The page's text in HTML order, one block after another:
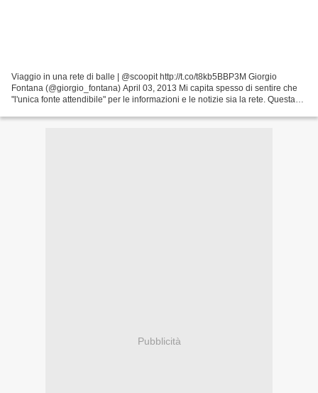
Viaggio in una rete di balle | @scoopit http://t.co/t8kb5BBP3M Giorgio
Fontana (@giorgio_fontana) April 03, 2013 Mi capita spesso di sentire che
"l'unica fonte attendibile" per le informazioni e le notizie sia la rete. Questa
Pubblicità